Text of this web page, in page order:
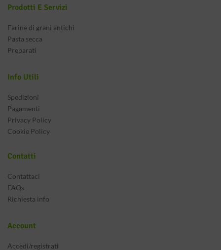
Prodotti E Servizi
Farine di grani antichi
Pasta secca
Preparati
Info Utili
Spedizioni
Pagamenti
Privacy Policy
Cookie Policy
Contatti
Contattaci
FAQs
Richiesta info
Account
Accedi/registrati